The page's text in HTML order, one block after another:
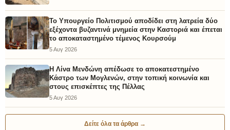
Το Υπουργείο Πολιτισμού αποδίδει στη λατρεία δύο
εξέχοντα βυζαντινά μνημεία στην Καστοριά και έπεται
το αποκαταστημένο τέμενος Κουρσούμ
5 Αυγ 2026
Η Λίνα Μενδώνη απέδωσε το αποκατεστημένο
Κάστρο των Μογλενών, στην τοπική κοινωνία και
στους επισκέπτες της Πέλλας
5 Αυγ 2026
Δείτε όλα τα άρθρα →